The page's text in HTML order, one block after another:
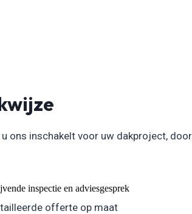
u ons inschakelt voor uw dakproject,
inspectie en adviesgesprek
offerte op maat